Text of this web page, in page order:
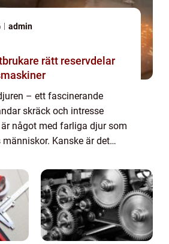
admin
rätt reservdelar
– ett fascinerande
skräck och intresse
något med farliga djur som
Kanske är det
farlighet som fånga...